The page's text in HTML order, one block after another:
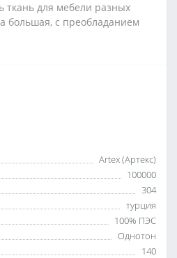
ткань для мебели разных
большая, с преобладанием
Artex (Артекс)
100000
304
турция
100% ПЭС
Однотон
140